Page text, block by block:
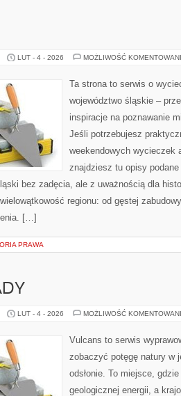
LUT - 4 - 2026 MOŻLIWOŚĆ
Ta strona to serwis o
województwo śląskie –
inspiracje na poznawanie
Jeśli potrzebujesz
weekendowych wycieczek
znajdziesz tu opisy
bez zadęcia, ale z uważnością dla
regionu: od gęstej
[…]
PRAWA
LUT - 4 - 2026 MOŻLIWOŚĆ
Vulcans to serwis
zobaczyć potęgę natury w
odsłonie. To miejsce,
geologicznej energii, a